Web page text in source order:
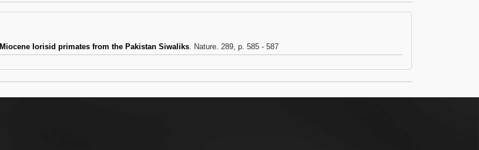
Miocene Iorisid primates from the Pakistan Siwaliks. Nature. 289, p. 585 - 587